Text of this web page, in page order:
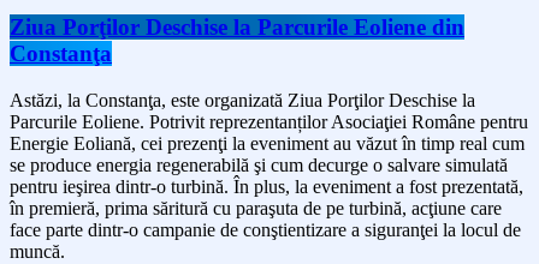
Ziua Porţilor Deschise la Parcurile Eoliene din
Constanţa
Astăzi, la Constanţa, este organizată Ziua Porţilor Deschise la
Parcurile Eoliene. Potrivit reprezentanților Asociaţiei Române pentru
Energie Eoliană, cei prezenţi la eveniment au văzut în timp real cum
se produce energia regenerabilă şi cum decurge o salvare simulată
pentru ieşirea dintr-o turbină. În plus, la eveniment a fost prezentată,
în premieră, prima săritură cu paraşuta de pe turbină, acţiune care
face parte dintr-o campanie de conştientizare a siguranţei la locul de
muncă.